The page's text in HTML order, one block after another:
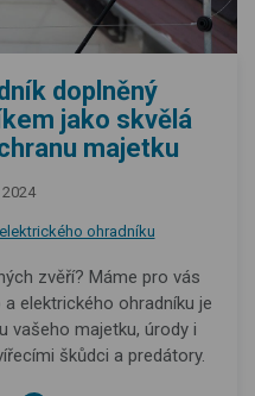
doplněný
jako skvělá
majetku
2024
ohradníku
zvěří? Máme pro vás
elektrického ohradníku je
vašeho majetku, úrody i
škůdci a predátory.